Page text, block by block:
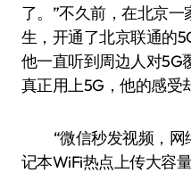
了。”不久前，在北京
生，开通了北京联通的
他一直听到周边人对5G
真正用上5G，他的感受
“微信秒发视频，
记本WiFi热点上传大容